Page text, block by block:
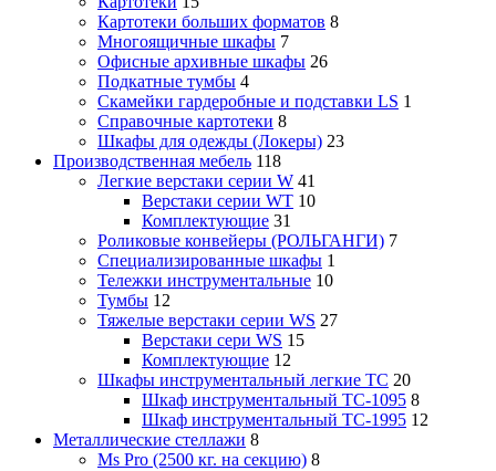
Картотеки больших форматов 8
Многоящичные шкафы 7
Офисные архивные шкафы 26
Подкатные тумбы 4
Скамейки гардеробные и подставки LS 1
Справочные картотеки 8
Шкафы для одежды (Локеры) 23
Производственная мебель 118
Легкие верстаки серии W 41
Верстаки серии WT 10
Комплектующие 31
Роликовые конвейеры (РОЛЬГАНГИ) 7
Специализированные шкафы 1
Тележки инструментальные 10
Тумбы 12
Тяжелые верстаки серии WS 27
Верстаки сери WS 15
Комплектующие 12
Шкафы инструментальный легкие ТС 20
Шкаф инструментальный TC-1095 8
Шкаф инструментальный TC-1995 12
Металлические стеллажи 8
Ms Pro (2500 кг. на секцию) 8